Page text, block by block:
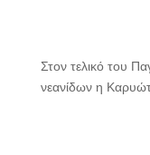
Στον τελικό του
νεανίδων η